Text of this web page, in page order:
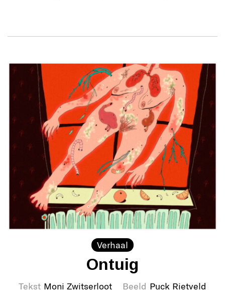
Verhaal
Ontuig
Tekst Moni Zwitserloot Beeld Puck Rietveld